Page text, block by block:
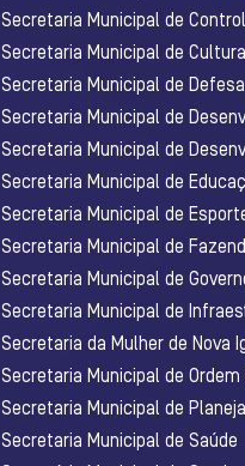
Secretaria Municipal de
Secretaria Municipal de Cultura
Secretaria Municipal de
Secretaria Municipal de
Secretaria Municipal de
Secretaria Municipal de
Secretaria Municipal de
Secretaria Municipal de
Secretaria Municipal de
Secretaria Municipal de
Secretaria da Mulher de Nova
Secretaria Municipal de Ordem
Secretaria Municipal de
Secretaria Municipal de Saúde